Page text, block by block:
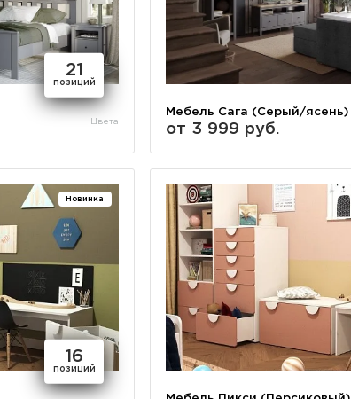
21
позиций
Цвета
Мебель Сага (Серый/ясень)
от 3 999 руб.
Новинка
16
позиций